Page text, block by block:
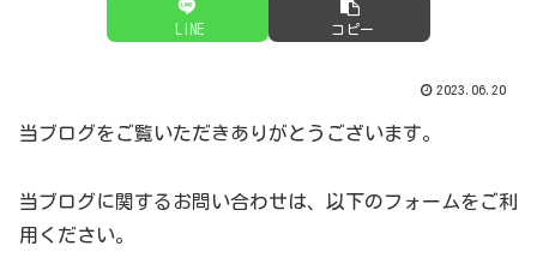
LINE コピー
2023.06.20
当ブログをご覧いただきありがとうございます。
当ブログに関するお問い合わせは、以下のフォームをご利
用ください。